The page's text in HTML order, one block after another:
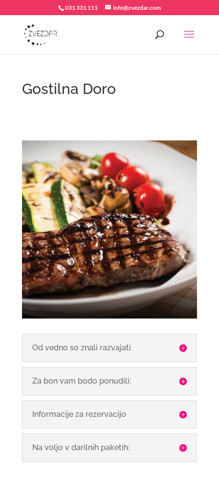
031 331 111 info@zvezdar.com
Gostilna Doro
Od vedno so znali razvajati
Za bon vam bodo ponudili:
Informacije za rezervacijo
Na voljo v darilnih paketih: